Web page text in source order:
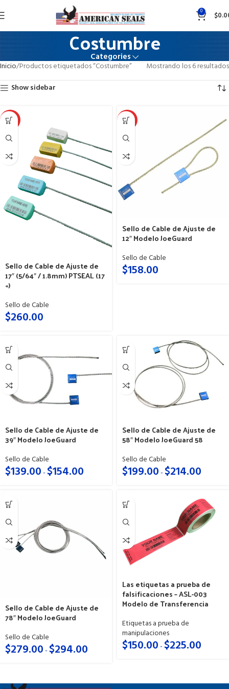
0 $
Costumbre
Categories
Inicio Productos etiquetados “Costumbre”
Mostrando los 6 resultados
Show sidebar
HOT
Sello de Cable de Ajuste de
17″ (5/64″ / 1.8mm) PTSEAL (17
«)
Sello de Cable
$260.00
HOT
Sello de Cable de Ajuste de
12″ Modelo JoeGuard
Sello de Cable
$158.00
Sello de Cable de Ajuste de
39″ Modelo JoeGuard
Sello de Cable
$139.00- $154.00
Sello de Cable de Ajuste de
58″ Modelo JoeGuard 58
Sello de Cable
$199.00- $214.00
Sello de Cable de Ajuste de
78″ Modelo JoeGuard
Sello de Cable
$279.00- $294.00
Las etiquetas a prueba de
falsificaciones – ASL-003
Modelo de Transferencia
Etiquetas a prueba de
manipulaciones
$150.00- $225.00